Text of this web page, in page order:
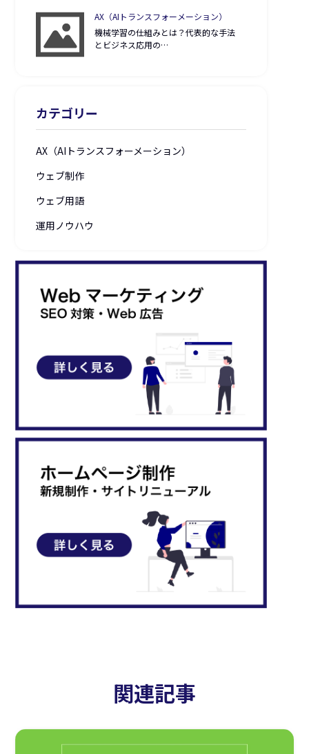
AX（AIトランスフォーメーション）
機械学習の仕組みとは？代表的な手法
とビジネス応用の…
カテゴリー
AX（AIトランスフォーメーション）
ウェブ制作
ウェブ用語
運用ノウハウ
関連記事